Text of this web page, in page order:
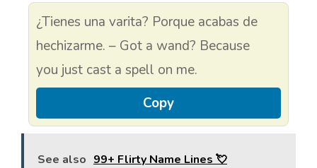
¿Tienes una varita? Porque acabas de
hechizarme. – Got a wand? Because
you just cast a spell on me.
Copy
See also 99+ Flirty Name Lines 💘